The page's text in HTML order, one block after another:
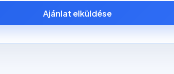
Ajánlat elküldése